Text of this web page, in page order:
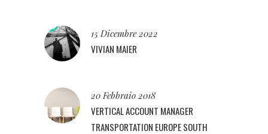
15 Dicembre 2022
VIVIAN MAIER
20 Febbraio 2018
VERTICAL ACCOUNT MANAGER
TRANSPORTATION EUROPE SOUTH